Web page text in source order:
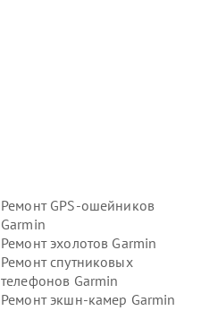
Ремонт GPS-ошейников
Garmin
Ремонт эхолотов Garmin
Ремонт спутниковых
телефонов Garmin
Ремонт экшн-камер Garmin